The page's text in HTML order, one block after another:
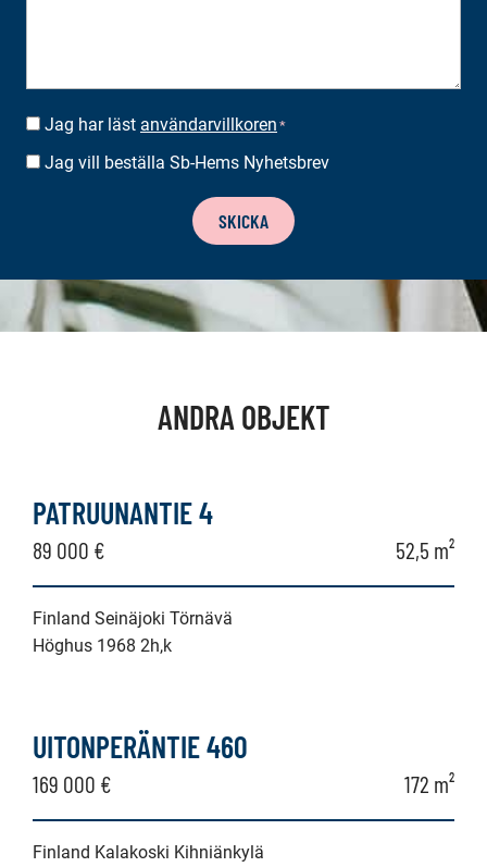
SUOSTUMUS *
Jag har läst användarvillkoren *
BESTÄLLA
Jag vill beställa Sb-Hems Nyhetsbrev
SKICKA
ANDRA OBJEKT
PATRUUNANTIE 4
89 000 € 52,5 m²
Finland Seinäjoki Törnävä
Höghus 1968 2h,k
UITONPERÄNTIE 460
169 000 € 172 m²
Finland Kalakoski Kihniänkylä